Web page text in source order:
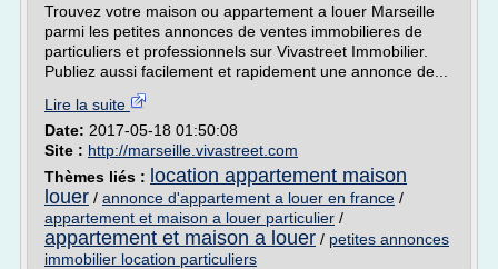
Trouvez votre maison ou appartement a louer Marseille
parmi les petites annonces de ventes immobilieres de
particuliers et professionnels sur Vivastreet Immobilier.
Publiez aussi facilement et rapidement une annonce de...
Lire la suite
Date: 2017-05-18 01:50:08
Site : http://marseille.vivastreet.com
Thèmes liés : location appartement maison
louer / annonce d'appartement a louer en france /
appartement et maison a louer particulier /
appartement et maison a louer / petites annonces
immobilier location particuliers